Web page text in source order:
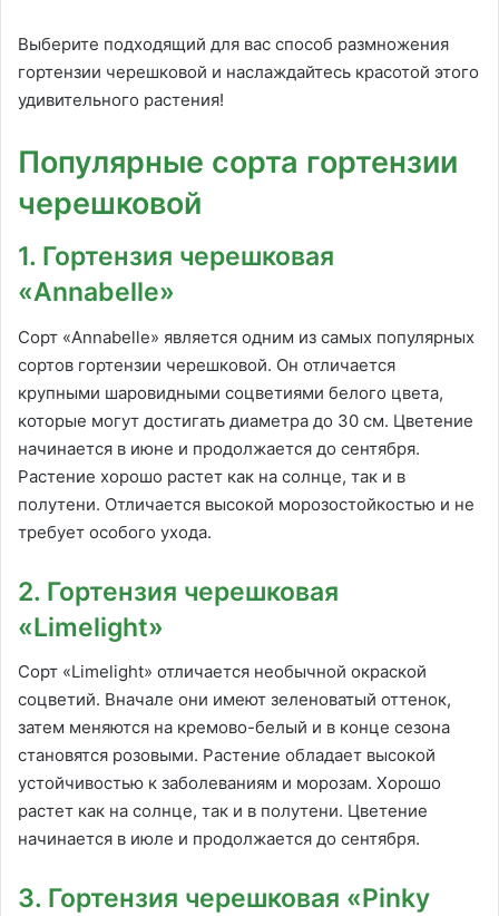
Выберите подходящий для вас способ размножения
гортензии черешковой и наслаждайтесь красотой этого
удивительного растения!
Популярные сорта гортензии
черешковой
1. Гортензия черешковая
«Annabelle»
Сорт «Annabelle» является одним из самых популярных
сортов гортензии черешковой. Он отличается
крупными шаровидными соцветиями белого цвета,
которые могут достигать диаметра до 30 см. Цветение
начинается в июне и продолжается до сентября.
Растение хорошо растет как на солнце, так и в
полутени. Отличается высокой морозостойкостью и не
требует особого ухода.
2. Гортензия черешковая
«Limelight»
Сорт «Limelight» отличается необычной окраской
соцветий. Вначале они имеют зеленоватый оттенок,
затем меняются на кремово-белый и в конце сезона
становятся розовыми. Растение обладает высокой
устойчивостью к заболеваниям и морозам. Хорошо
растет как на солнце, так и в полутени. Цветение
начинается в июле и продолжается до сентября.
3. Гортензия черешковая «Pinky